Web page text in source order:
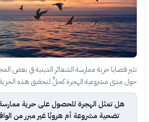
تثير قضايا حرية ممارسة الشعائر الدينية في بعض
حول مدى مشروعية الهجرة كحلٍّ لتحقيق هذه
هل تمثل الهجرة للحصول على حرية ممارسة
تضحية مشروعة أم هروبًا غير مبرر من